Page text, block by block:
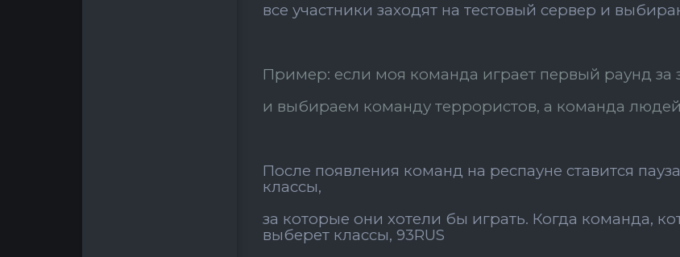
все участники заходят на тестовый сервер и
Пример: если моя команда играет первый раунд за
и выбираем команду террористов, а команда
После появления команд на респауне ставится
классы,
за которые они хотели бы играть. Когда команда,
выберет классы, 93RUS